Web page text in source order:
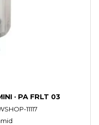
· PA FRLT 03
11117